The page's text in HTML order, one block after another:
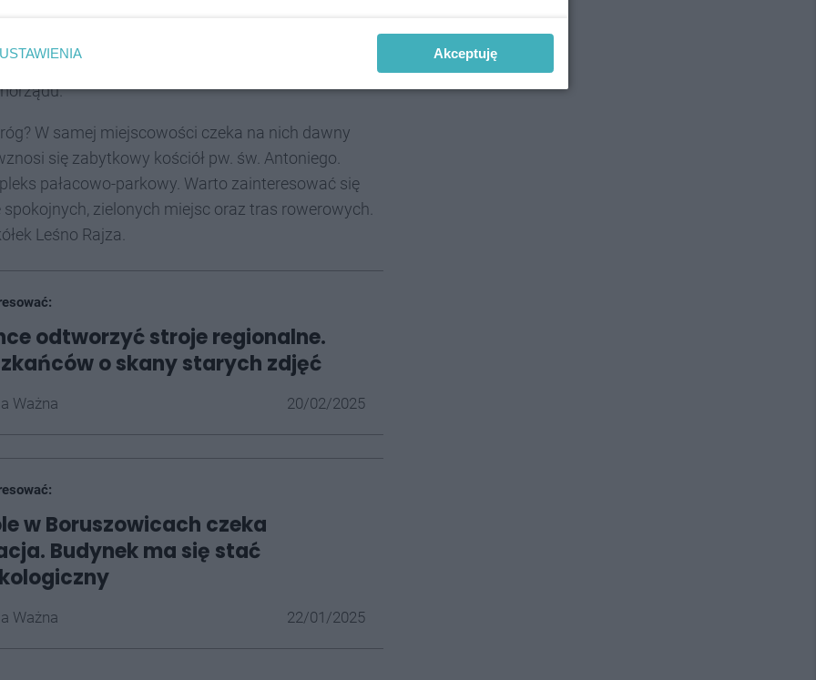
pokryje większość kosztów
W samej miejscowości czeka na nich dawny
się zabytkowy kościół pw. św. Antoniego.
pałacowo-parkowy. Warto zainteresować się
zielonych miejsc oraz tras rowerowych.
Leśno Rajza.
odtworzyć stroje regionalne.
o skany starych zdjęć
Ważna 20/02/2025
w Boruszowicach czeka
Budynek ma się stać
Ważna 22/01/2025
USTAWIENIA Akceptuję